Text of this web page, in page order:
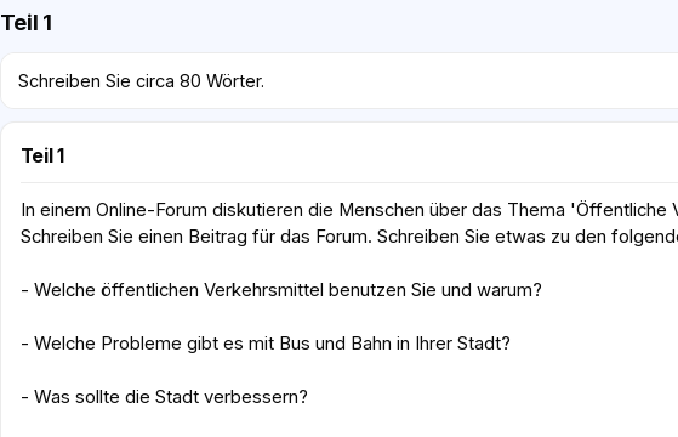
Teil 1
Schreiben Sie circa 80 Wörter.
Teil 1
In einem Online-Forum diskutieren die Menschen über das Thema 'Öffentliche
Schreiben Sie einen Beitrag für das Forum. Schreiben Sie etwas zu den
- Welche öffentlichen Verkehrsmittel benutzen Sie und warum?
- Welche Probleme gibt es mit Bus und Bahn in Ihrer Stadt?
- Was sollte die Stadt verbessern?